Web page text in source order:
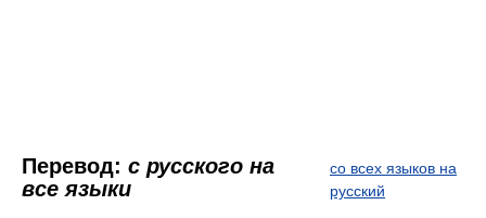
Перевод: с русского на
все языки
со всех языков на
русский